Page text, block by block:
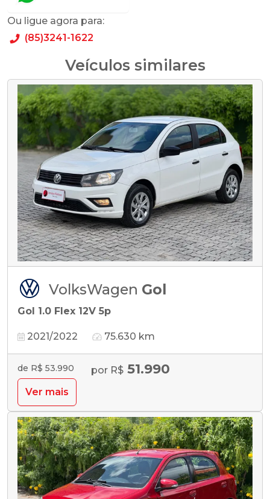
Ou ligue agora para:
(85)3241-1622
Veículos similares
VolksWagen Gol
Gol 1.0 Flex 12V 5p
2021/2022 75.630 km
de R$ 53.990 por R$ 51.990
Ver mais